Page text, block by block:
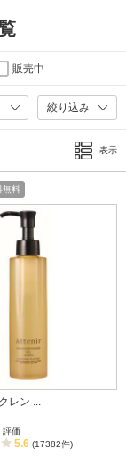
販売中
絞り込み
表示
無料
レン ...
評価
5.6 (17382件)